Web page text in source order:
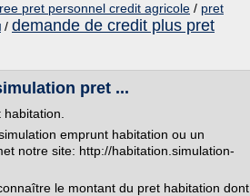
pret personnel credit agricole / pret
/ demande de credit plus pret
pret ...
emprunt habitation ou un
notre site: http://habitation.simulation-
le montant du pret habitation dont